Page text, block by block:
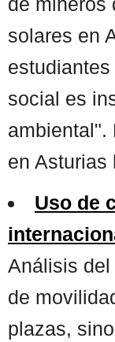
solares en
social es
ambiental".
en Asturias
Uso de
Análisis
de
plazas,